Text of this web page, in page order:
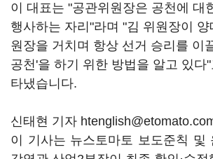
이 대표는 "공관위원장은 공천에 대
행사하는 자리"라며 "김 위원장이 양
원장을 거치며 항상 선거 승리를 이
공천'을 하기 위한 방법을 알고 있다
타냈습니다.
신태현 기자
이 기사는 뉴스토마토 보도준칙 및